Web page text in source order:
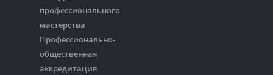
профессионального
мастерства
Профессионально-
общественная
аккредитация